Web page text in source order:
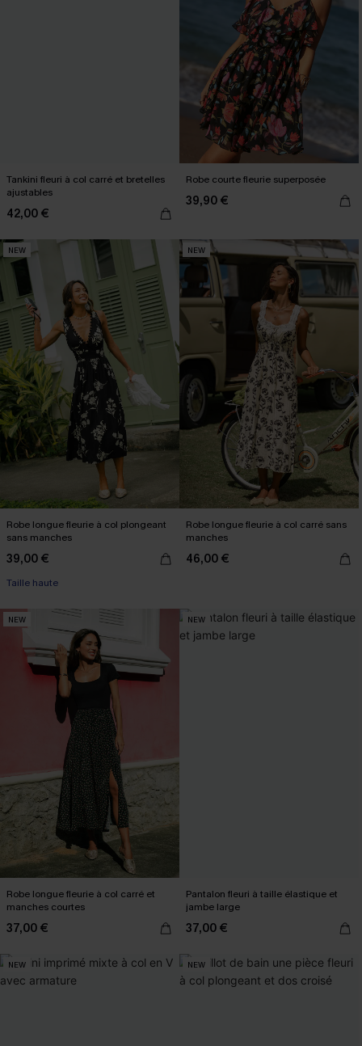
Tankini fleuri à col carré et bretelles
ajustables
42,00 €
Robe courte fleurie superposée
39,90 €
NEW
Robe longue fleurie à col plongeant
sans manches
39,00 €
Taille haute
NEW
Robe longue fleurie à col carré sans
manches
46,00 €
NEW
Robe longue fleurie à col carré et
manches courtes
37,00 €
NEW
Pantalon fleuri à taille élastique et
jambe large
37,00 €
NEW NEW